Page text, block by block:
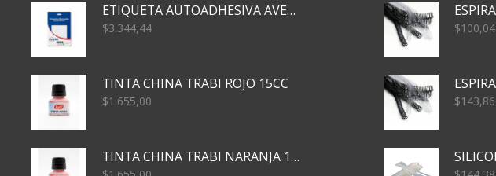
ETIQUETA AUTOADHESIVA AVERY 3026 30H 20 X 70
$3.344,44
TINTA CHINA TRABI ROJO 15CC
$1.655,00
TINTA CHINA TRABI NARANJA 15CC
$100,04
$143,86